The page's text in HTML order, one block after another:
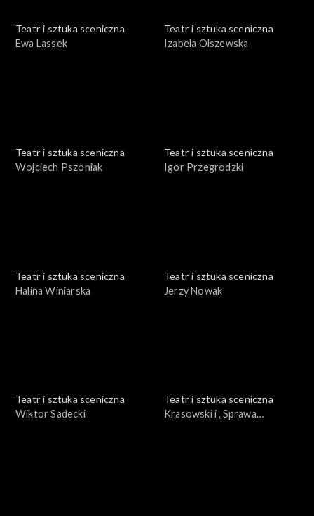
Teatr i sztuka sceniczna
Ewa Lassek
Teatr i sztuka sceniczna
Izabela Olszewska
Teatr i sztuka sceniczna
Wojciech Pszoniak
Teatr i sztuka sceniczna
Igor Przegrodzki
Teatr i sztuka sceniczna
Halina Winiarska
Teatr i sztuka sceniczna
Jerzy Nowak
Teatr i sztuka sceniczna
Wiktor Sadecki
Teatr i sztuka sceniczna
Krasowski i „Sprawa